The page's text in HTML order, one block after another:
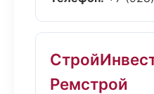
Ремстрой